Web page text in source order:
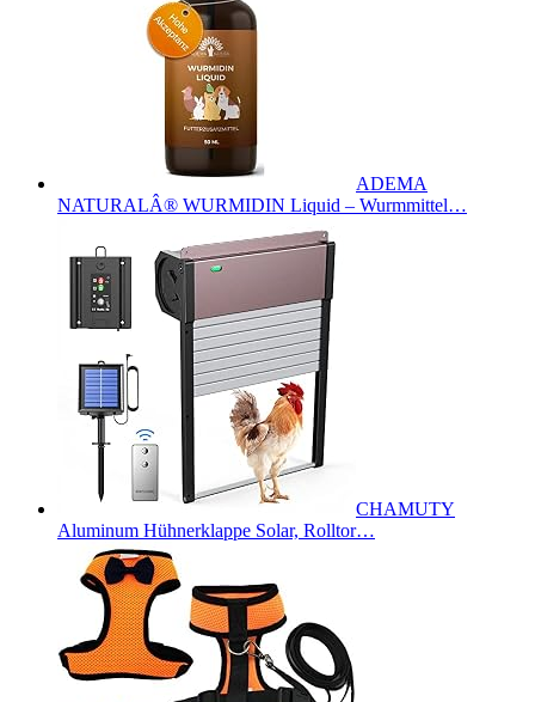
ADEMA
NATURALÂ® WURMIDIN Liquid – Wurmmittel…
CHAMUTY
Aluminum Hühnerklappe Solar, Rolltor…